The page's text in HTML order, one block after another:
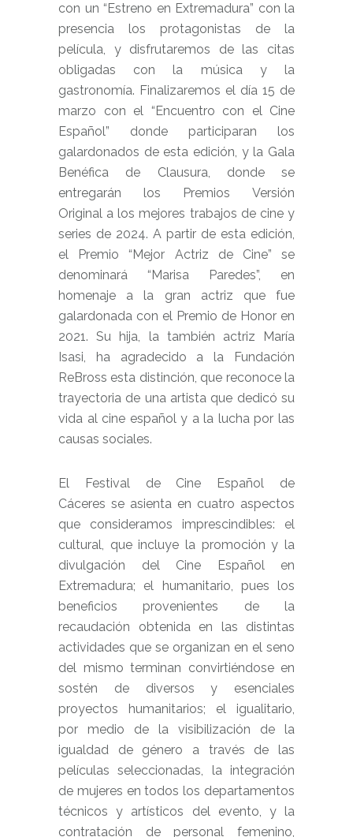
con un “Estreno en Extremadura” con la
presencia los protagonistas de la
película, y disfrutaremos de las citas
obligadas con la música y la
gastronomía. Finalizaremos el día 15 de
marzo con el “Encuentro con el Cine
Español” donde participaran los
galardonados de esta edición, y la Gala
Benéfica de Clausura, donde se
entregarán los Premios Versión
Original a los mejores trabajos de cine y
series de 2024. A partir de esta edición,
el Premio “Mejor Actriz de Cine” se
denominará “Marisa Paredes”, en
homenaje a la gran actriz que fue
galardonada con el Premio de Honor en
2021. Su hija, la también actriz María
Isasi, ha agradecido a la Fundación
ReBross esta distinción, que reconoce la
trayectoria de una artista que dedicó su
vida al cine español y a la lucha por las
causas sociales.
El Festival de Cine Español de
Cáceres se asienta en cuatro aspectos
que consideramos imprescindibles: el
cultural, que incluye la promoción y la
divulgación del Cine Español en
Extremadura; el humanitario, pues los
beneficios provenientes de la
recaudación obtenida en las distintas
actividades que se organizan en el seno
del mismo terminan convirtiéndose en
sostén de diversos y esenciales
proyectos humanitarios; el igualitario,
por medio de la visibilización de la
igualdad de género a través de las
películas seleccionadas, la integración
de mujeres en todos los departamentos
técnicos y artísticos del evento, y la
contratación de personal femenino,